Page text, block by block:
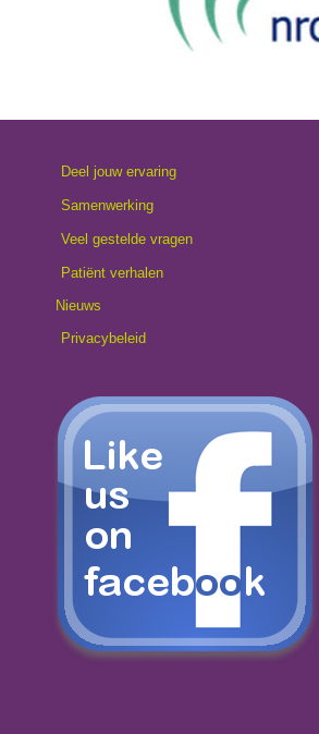
Deel jouw ervaring
Samenwerking
Veel gestelde vragen
Patiënt verhalen
Nieuws
Privacybeleid